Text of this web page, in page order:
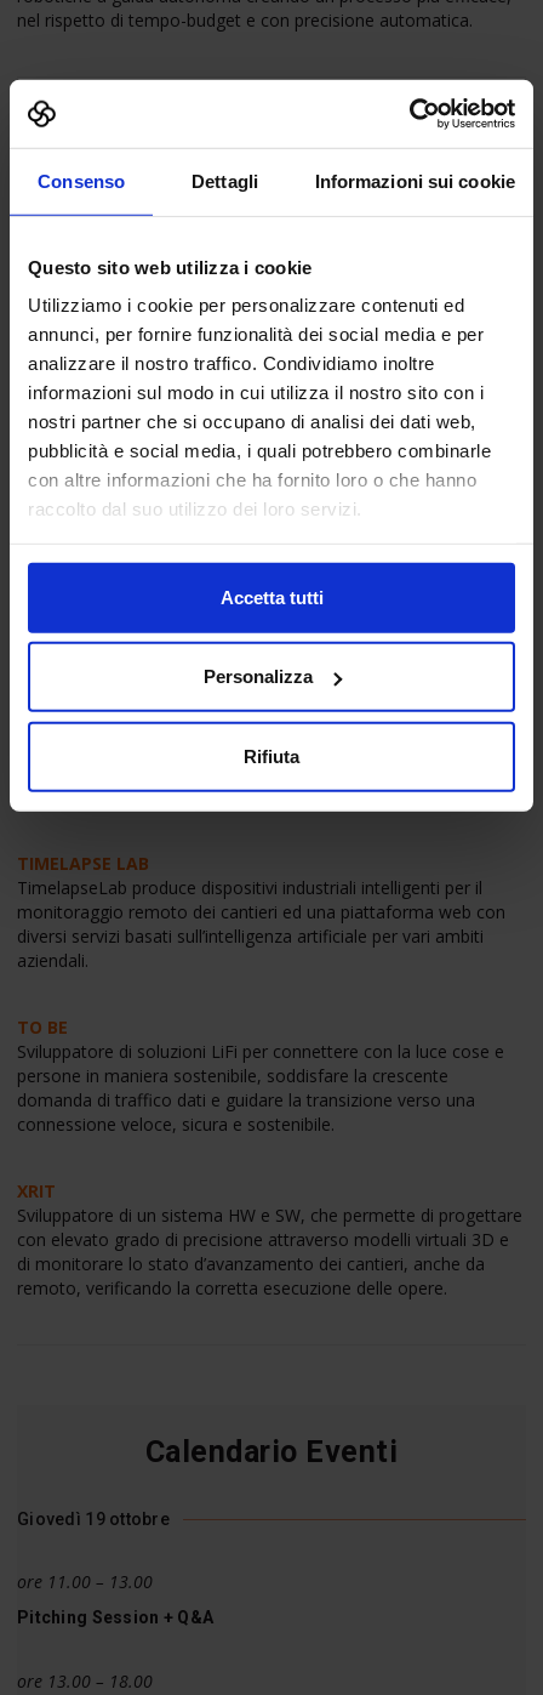
Consenso Dettagli Informazioni sui cookie
Questo sito web utilizza i cookie
Utilizziamo i cookie per personalizzare contenuti ed
annunci, per fornire funzionalità dei social media e per
analizzare il nostro traffico. Condividiamo inoltre
informazioni sul modo in cui utilizza il nostro sito con i
nostri partner che si occupano di analisi dei dati web,
pubblicità e social media, i quali potrebbero combinarle
con altre informazioni che ha fornito loro o che hanno
raccolto dal suo utilizzo dei loro servizi.
Accetta tutti
Personalizza
Rifiuta
nel rispetto di tempo-budget e con precisione automatica.
JARVIS
Soluzione IoT / AI plug&play per lo Smart Building in ambito
residenziale e terziario che abilita efficienza energetica, comfort,
NEODELIS
Sviluppo di dispositivi di illuminazione intelligente che integrano
intelligenza locale, sensoristica e comunicazione via luce per
abbattere i consumi utilizzando la luce in maniera intelligente.
Startup che offre una suite di soluzioni per il monitoraggio
comunicano dati elaborati agli utenti.
Piattaforma digitale integrata che riduce i tempi e costi
semplificando la gestione e aumentando il grado di controllo
TIMELAPSE LAB
TimelapseLab produce dispositivi industriali intelligenti per il
monitoraggio remoto dei cantieri ed una piattaforma web con
diversi servizi basati sull’intelligenza artificiale per vari ambiti
aziendali.
TO BE
Sviluppatore di soluzioni LiFi per connettere con la luce cose e
persone in maniera sostenibile, soddisfare la crescente
domanda di traffico dati e guidare la transizione verso una
connessione veloce, sicura e sostenibile.
XRIT
Sviluppatore di un sistema HW e SW, che permette di progettare
con elevato grado di precisione attraverso modelli virtuali 3D e
di monitorare lo stato d’avanzamento dei cantieri, anche da
remoto, verificando la corretta esecuzione delle opere.
Calendario Eventi
Giovedì 19 ottobre
ore 11.00 – 13.00
Pitching Session + Q&A
ore 13.00 – 18.00